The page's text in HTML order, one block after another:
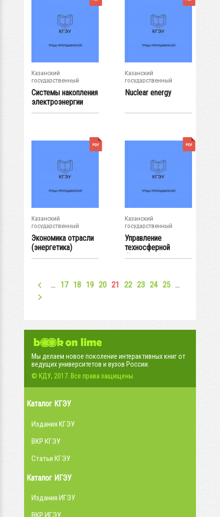
Казанский
государственный
энергетический...
Системы накопления
электроэнергии
Казанский
государственный
энергетический...
Nuclear energy
Казанский
государственный
энергетический...
Экономика отрасли
(энергетика)
Казанский
государственный
энергетический...
Управление
техносферной
безопасностью
… 17 18 19 20 21 22 23 24 25 …
Мы делаем новое поколение интерактивных книг от
ведущих университетов и вузов России.
© КДУ, 2017. Все права защищены.
Каталог КГЭУ
Издания КГЭУ
ВКР КГЭУ
Статьи КГЭУ
Каталог ИГЭУ
Издания ИГЭУ
ВКР ИГЭУ